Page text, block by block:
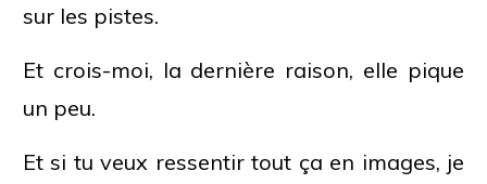
sur les pistes.
Et crois-moi, la dernière raison, elle pique
un peu.
Et si tu veux ressentir tout ça en images, je